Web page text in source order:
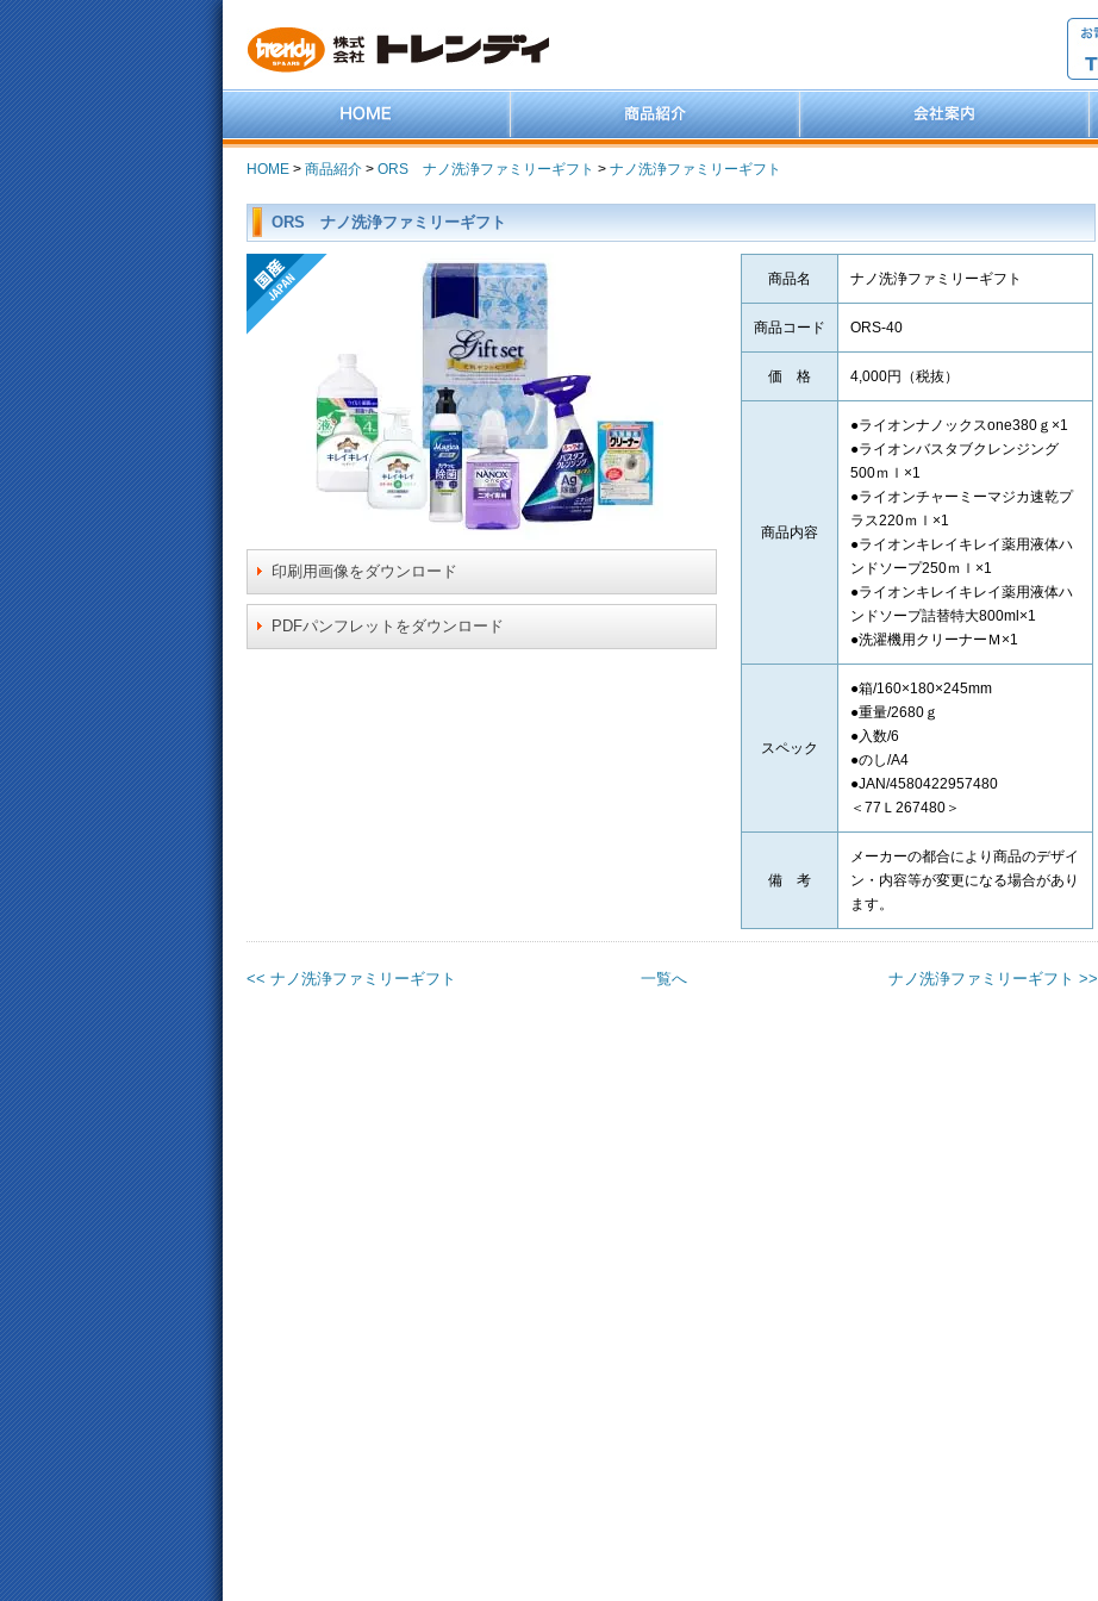
HOME > 商品紹介 > ORS ナノ洗浄ファミリーギフト > ナノ洗浄ファミリーギフト
ORS ナノ洗浄ファミリーギフト
印刷用画像をダウンロード
PDFパンフレットをダウンロード
商品名 ナノ洗浄ファミリーギフト
商品コード ORS-40
価 格 4,000円（税抜）
商品内容
●ライオンナノックスone380ｇ×1
●ライオンバスタブクレンジング
500ｍｌ×1
●ライオンチャーミーマジカ速乾プ
ラス220ｍｌ×1
●ライオンキレイキレイ薬用液体ハ
ンドソープ250ｍｌ×1
●ライオンキレイキレイ薬用液体ハ
ンドソープ詰替特大800ml×1
●洗濯機用クリーナーＭ×1
スペック
●箱/160×180×245mm
●重量/2680ｇ
●入数/6
●のし/A4
●JAN/4580422957480
＜77Ｌ267480＞
備 考
メーカーの都合により商品のデザイ
ン・内容等が変更になる場合があり
ます。
<< ナノ洗浄ファミリーギフト 一覧へ ナノ洗浄ファミリーギフト >>